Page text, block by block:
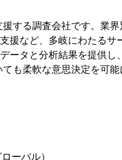
する調査会社です。業界
援など、多岐にわたるサ
ータと分析結果を提供し
も柔軟な意思決定を可能
ーバル）